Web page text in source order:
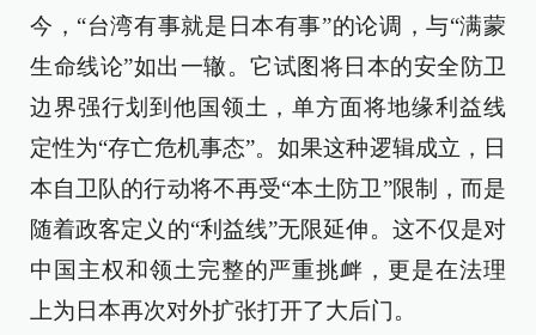
今，“台湾有事就是日本有事”的论调，与“满蒙
生命线论”如出一辙。它试图将日本的安全防卫
边界强行划到他国领土，单方面将地缘利益线
定性为“存亡危机事态”。如果这种逻辑成立，日
本自卫队的行动将不再受“本土防卫”限制，而是
随着政客定义的“利益线”无限延伸。这不仅是对
中国主权和领土完整的严重挑衅，更是在法理
上为日本再次对外扩张打开了大后门。